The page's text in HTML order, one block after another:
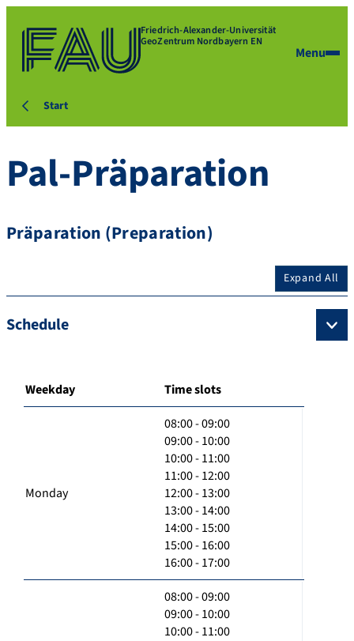
Friedrich-Alexander-Universität
GeoZentrum Nordbayern EN
Menu
Start
Pal-Präparation
Präparation (Preparation)
Expand All
Schedule
Weekday Time slots
Monday
08:00 - 09:00
09:00 - 10:00
10:00 - 11:00
11:00 - 12:00
12:00 - 13:00
13:00 - 14:00
14:00 - 15:00
15:00 - 16:00
16:00 - 17:00
08:00 - 09:00
09:00 - 10:00
10:00 - 11:00